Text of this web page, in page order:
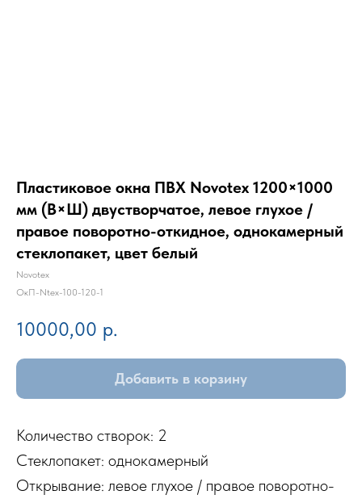
Пластиковое окна ПВХ Novotex 1200×1000
мм (В×Ш) двустворчатое, левое глухое /
правое поворотно-откидное, однокамерный
стеклопакет, цвет белый
Novotex
ОкП-Ntex-100-120-1
10000,00 р.
Добавить в корзину
Количество створок: 2
Стеклопакет: однокамерный
Открывание: левое глухое / правое поворотно-